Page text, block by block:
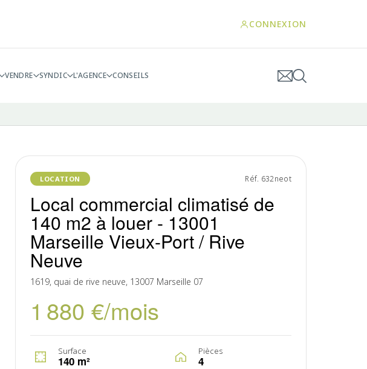
CONNEXION
VENDRE SYNDIC L'AGENCE CONSEILS
LOCATION Réf. 632neot
Local commercial climatisé de
140 m2 à louer - 13001
Marseille Vieux-Port / Rive
Neuve
1619, quai de rive neuve, 13007 Marseille 07
1 880 €/mois
Surface
140 m²
Pièces
4